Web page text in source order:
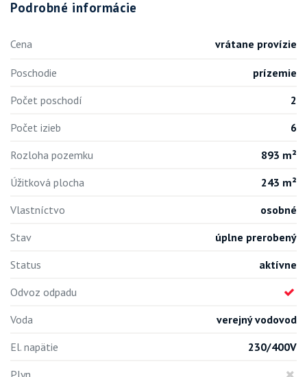
Podrobné informácie
Cena vrátane provízie
Poschodie
prízemie
Počet poschodí
2
Počet izieb
6
Rozloha pozemku
893 m²
Úžitková plocha
243 m²
Vlastníctvo
osobné
Stav
úplne prerobený
Status
aktívne
Odvoz odpadu
Voda
verejný vodovod
El. napätie
230/400V
Plyn